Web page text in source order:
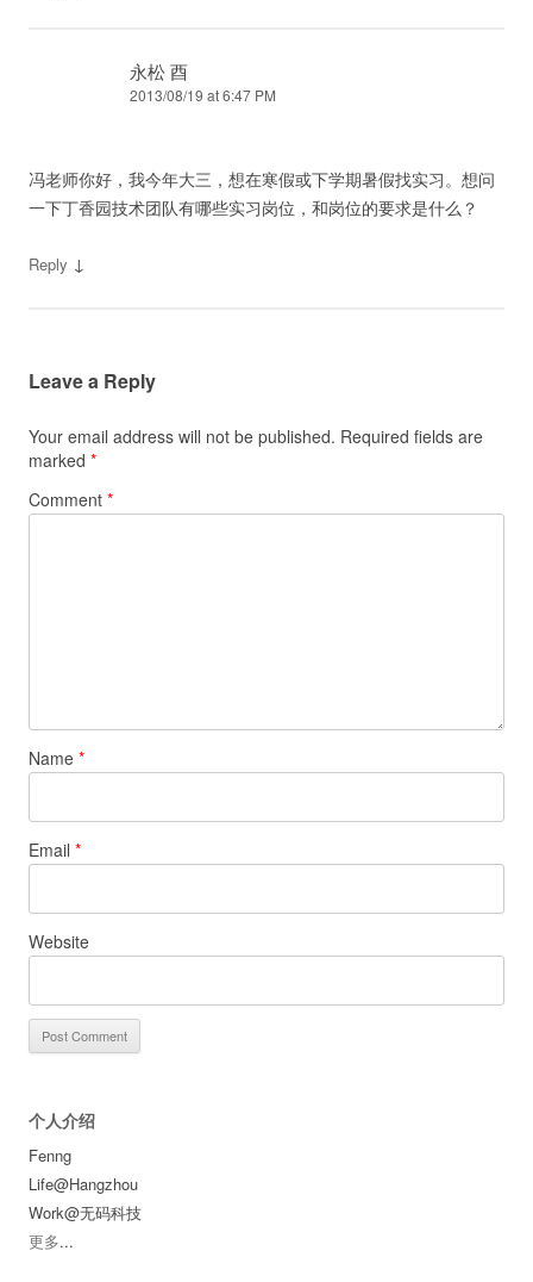
永松 酉
2013/08/19 at 6:47 PM
冯老师你好，我今年大三，想在寒假或下学期暑假找实习。想问
一下丁香园技术团队有哪些实习岗位，和岗位的要求是什么？
Reply ↓
Leave a Reply
Your email address will not be published. Required fields are
marked *
Comment *
Name *
Email *
Website
个人介绍
Fenng
Life@Hangzhou
Work@无码科技
更多...